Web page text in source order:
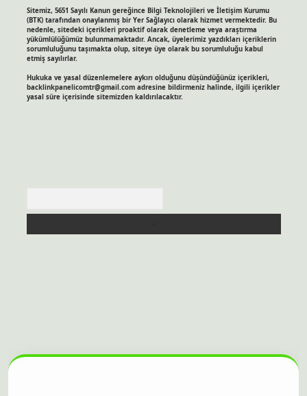
Sitemiz, 5651 Sayılı Kanun gereğince Bilgi Teknolojileri ve İletişim Kurumu
(BTK) tarafından onaylanmış bir Yer Sağlayıcı olarak hizmet vermektedir. Bu
nedenle, sitedeki içerikleri proaktif olarak denetleme veya araştırma
yükümlülüğümüz bulunmamaktadır. Ancak, üyelerimiz yazdıkları içeriklerin
sorumluluğunu taşımakta olup, siteye üye olarak bu sorumluluğu kabul
etmiş sayılırlar.
Hukuka ve yasal düzenlemelere aykırı olduğunu düşündüğünüz içerikleri,
backlinkpanelicomtr@gmail.comadresine bildirmeniz halinde, ilgili içerikler
yasal süre içerisinde sitemizden kaldırılacaktır.